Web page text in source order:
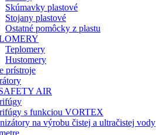
Skúmavky plastové
Stojany plastové
Ostatné pomôcky z plastu
Teplomery
Hustomery
prístroje
AIR
s funkciou VORTEX
na výrobu čistej a ultračistej vody